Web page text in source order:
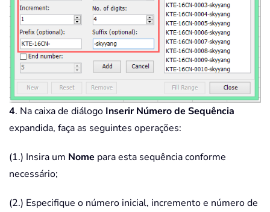
4. Na caixa de diálogo Inserir Número de Sequência
expandida, faça as seguintes operações:
(1.) Insira um Nome para esta sequência conforme
necessário;
(2.) Especifique o número inicial, incremento e número de